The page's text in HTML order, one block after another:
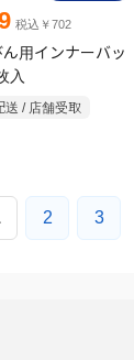
用インナーバッ
入
2 3